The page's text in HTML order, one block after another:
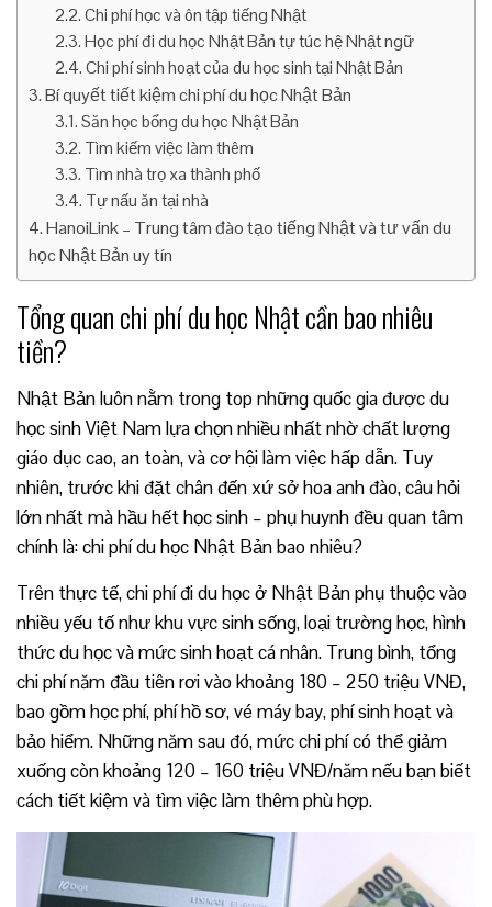
Chi phí học và ôn tập tiếng Nhật
Học phí đi du học Nhật Bản tự túc hệ Nhật ngữ
Chi phí sinh hoạt của du học sinh tại Nhật Bản
Bí quyết tiết kiệm chi phí du học Nhật Bản
Săn học bổng du học Nhật Bản
Tìm kiếm việc làm thêm
Tìm nhà trọ xa thành phố
Tự nấu ăn tại nhà
HanoiLink – Trung tâm đào tạo tiếng Nhật và tư vấn du
học Nhật Bản uy tín
Tổng quan chi phí du học Nhật cần bao nhiêu
tiền?
Nhật Bản luôn nằm trong top những quốc gia được du
học sinh Việt Nam lựa chọn nhiều nhất nhờ chất lượng
giáo dục cao, an toàn, và cơ hội làm việc hấp dẫn. Tuy
nhiên, trước khi đặt chân đến xứ sở hoa anh đào, câu hỏi
lớn nhất mà hầu hết học sinh – phụ huynh đều quan tâm
chính là: chi phí du học Nhật Bản bao nhiêu?
Trên thực tế, chi phí đi du học ở Nhật Bản phụ thuộc vào
nhiều yếu tố như khu vực sinh sống, loại trường học, hình
thức du học và mức sinh hoạt cá nhân. Trung bình, tổng
chi phí năm đầu tiên rơi vào khoảng 180 – 250 triệu VNĐ,
bao gồm học phí, phí hồ sơ, vé máy bay, phí sinh hoạt và
bảo hiểm. Những năm sau đó, mức chi phí có thể giảm
xuống còn khoảng 120 – 160 triệu VNĐ/năm nếu bạn biết
cách tiết kiệm và tìm việc làm thêm phù hợp.